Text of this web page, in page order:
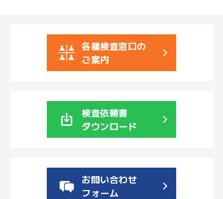
各種検査窓口の
ご案内
検査依頼書
ダウンロード
お問い合わせ
フォーム